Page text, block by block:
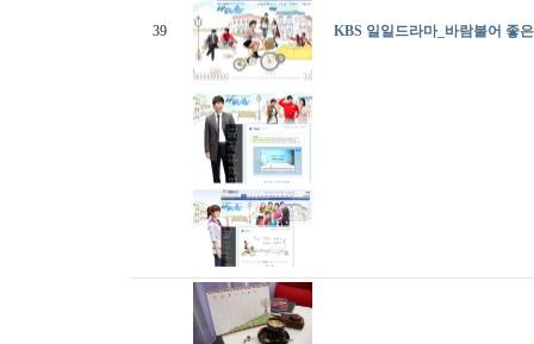
39 KBS 일일드라마_바람불어 좋